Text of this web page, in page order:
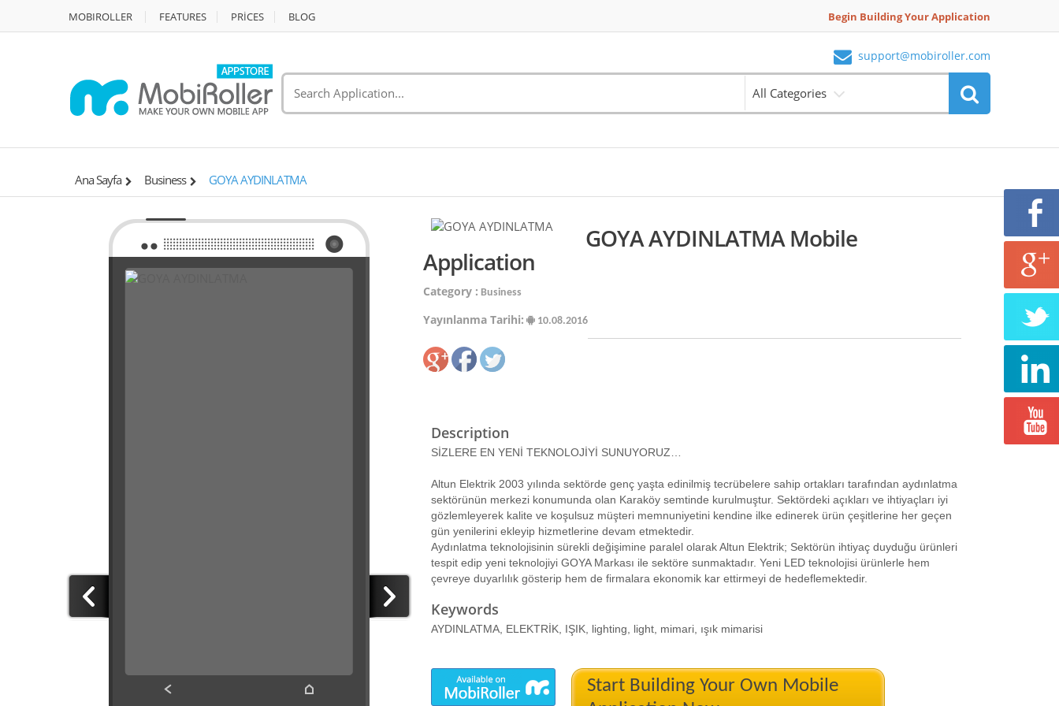
MOBIROLLER FEATURES PRİCES BLOG Begin Building Your Application
support@mobiroller.com
All Categories
Ana Sayfa Business GOYA AYDINLATMA
GOYA AYDINLATMA Mobile
Application
Category : Business
Yayınlanma Tarihi: 10.08.2016
Description
SİZLERE EN YENİ TEKNOLOJİYİ SUNUYORUZ…
Altun Elektrik 2003 yılında sektörde genç yaşta edinilmiş tecrübelere sahip ortakları tarafından aydınlatma
sektörünün merkezi konumunda olan Karaköy semtinde kurulmuştur. Sektördeki açıkları ve ihtiyaçları iyi
gözlemleyerek kalite ve koşulsuz müşteri memnuniyetini kendine ilke edinerek ürün çeşitlerine her geçen
gün yenilerini ekleyip hizmetlerine devam etmektedir.
Aydınlatma teknolojisinin sürekli değişimine paralel olarak Altun Elektrik; Sektörün ihtiyaç duyduğu ürünleri
tespit edip yeni teknolojiyi GOYA Markası ile sektöre sunmaktadır. Yeni LED teknolojisi ürünlerle hem
çevreye duyarlılık gösterip hem de firmalara ekonomik kar ettirmeyi de hedeflemektedir.
Keywords
AYDINLATMA, ELEKTRİK, IŞIK, lighting, light, mimari, ışık mimarisi
Start Building Your Own Mobile